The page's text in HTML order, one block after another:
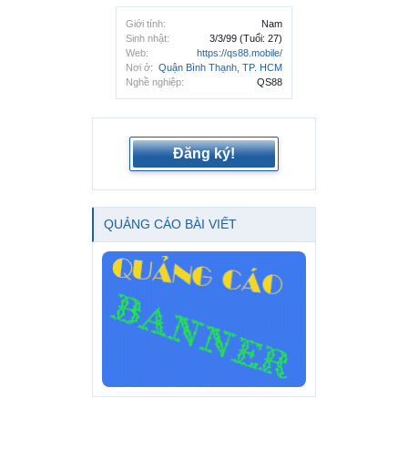
Giới tính:
Nam
Sinh nhật:
3/3/99 (Tuổi: 27)
Web:
https://qs88.mobile/
Nơi ở: Quận Bình Thạnh, TP. HCM
Nghề nghiệp:
QS88
Đăng ký!
QUẢNG CÁO BÀI VIẾT